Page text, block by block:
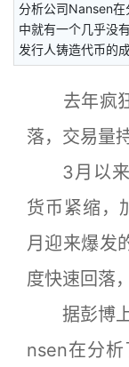
分析公司Nansen
中就有一个几乎没
发行人铸造代币的成
去年疯狂
落，交易量
3月以来
货币紧缩，
月迎来爆发
度快速回落
据彭博上
nsen在分